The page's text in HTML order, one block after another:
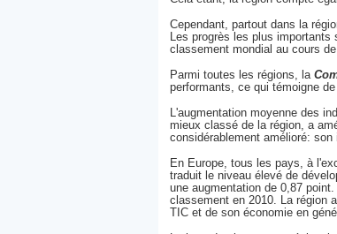
Cependant, partout dans la
Les progrès les plus
classement mondial au cours
Parmi toutes les régions, la
performants, ce qui témoigne
L'augmentation moyenne des
mieux classé de la région, a
considérablement amélioré:
En Europe, tous les pays, à
traduit le niveau élevé de
une augmentation de 0,87
classement en 2010. La région
TIC et de son économie en